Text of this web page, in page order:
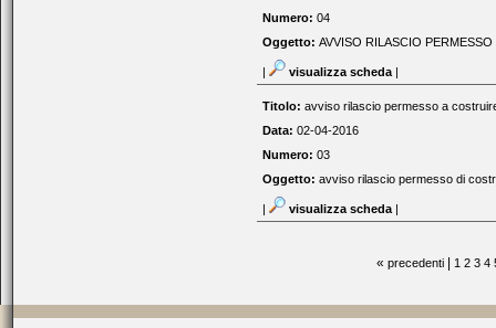
Numero: 04
Oggetto: AVVISO RILASCIO
visualizza scheda|
Titolo: avviso rilascio permesso a
Data: 02-04-2016
Numero: 03
Oggetto: avviso rilascio permesso di
visualizza scheda|
«precedenti 1 2 3 4